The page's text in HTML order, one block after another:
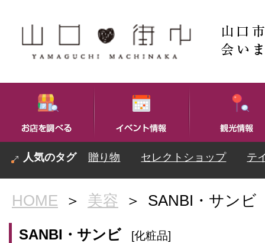
贈り物 セレクトショップ テ
HOME ＞ 美容 ＞ SANBI・サンビ
SANBI・サンビ [化粧品]